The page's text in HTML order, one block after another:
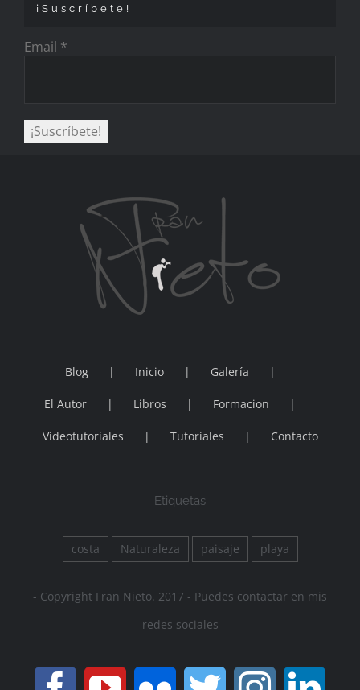
¡Suscríbete!
Email *
Blog Inicio Galería
El Autor Libros Formacion
Videotutoriales Tutoriales Contacto
Etiquetas
costa Naturaleza paisaje playa
- Copyright Fran Nieto. 2017 - Puedes contactar en mis
redes sociales